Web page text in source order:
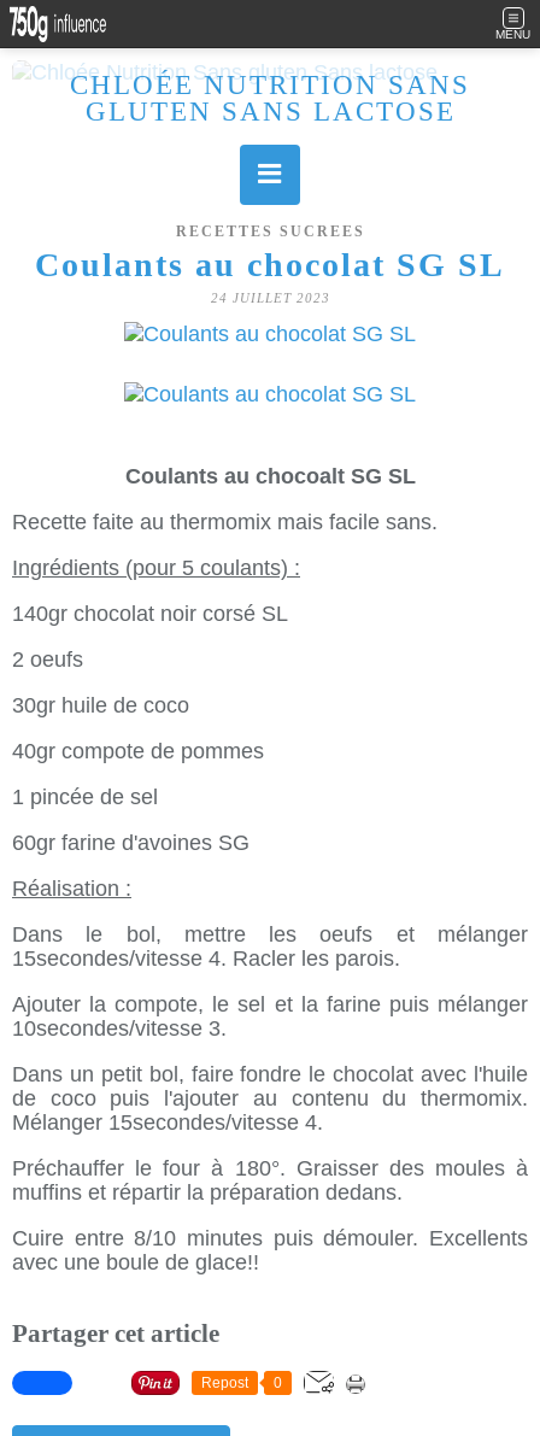
MENU
CHLOÉE NUTRITION SANS
GLUTEN SANS LACTOSE
RECETTES SUCREES
Coulants au chocolat SG SL
24 JUILLET 2023
Coulants au chocoalt SG SL
Recette faite au thermomix mais facile sans.
Ingrédients (pour 5 coulants) :
140gr chocolat noir corsé SL
2 oeufs
30gr huile de coco
40gr compote de pommes
1 pincée de sel
60gr farine d'avoines SG
Réalisation :
Dans le bol, mettre les oeufs et mélanger
15secondes/vitesse 4. Racler les parois.
Ajouter la compote, le sel et la farine puis mélanger
10secondes/vitesse 3.
Dans un petit bol, faire fondre le chocolat avec l'huile
de coco puis l'ajouter au contenu du thermomix.
Mélanger 15secondes/vitesse 4.
Préchauffer le four à 180°. Graisser des moules à
muffins et répartir la préparation dedans.
Cuire entre 8/10 minutes puis démouler. Excellents
avec une boule de glace!!
Partager cet article
Repost 0